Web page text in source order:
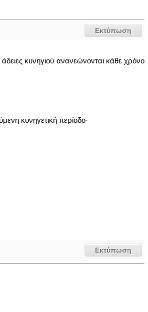
Εκτύπωση
κυνηγιού ανανεώνονται κάθε χρόνο
κυνηγετική περίοδο·
Εκτύπωση